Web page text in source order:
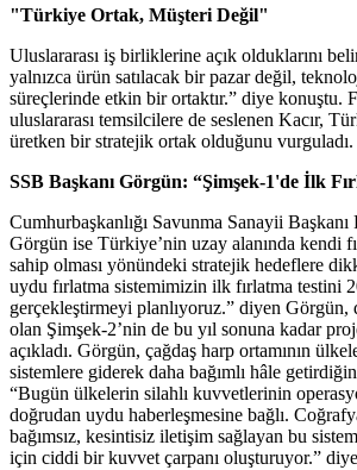
"Türkiye Ortak, Müşteri Değil"
Uluslararası iş birliklerine açık olduklarını
yalnızca ürün satılacak bir pazar değil,
süreçlerinde etkin bir ortaktır.” diye konuştu.
uluslararası temsilcilere de seslenen Kacır,
üretken bir stratejik ortak olduğunu vurguladı.
SSB Başkanı Görgün: “Şimşek-1'de İlk
Cumhurbaşkanlığı Savunma Sanayii
Görgün ise Türkiye’nin uzay alanında kendi
sahip olması yönündeki stratejik hedeflere
uydu fırlatma sistemimizin ilk fırlatma testini
gerçekleştirmeyi planlıyoruz.” diyen Görgün,
olan Şimşek-2’nin de bu yıl sonuna kadar
açıkladı. Görgün, çağdaş harp ortamının
sistemlere giderek daha bağımlı hâle
“Bugün ülkelerin silahlı kuvvetlerinin
doğrudan uydu haberleşmesine bağlı.
bağımsız, kesintisiz iletişim sağlayan bu
için ciddi bir kuvvet çarpanı oluşturuyor.”